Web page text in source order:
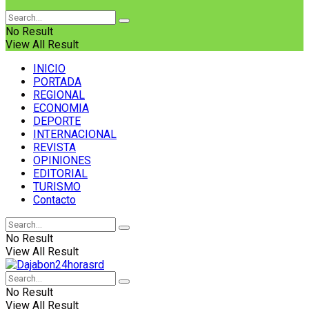
No Result
View All Result
INICIO
PORTADA
REGIONAL
ECONOMIA
DEPORTE
INTERNACIONAL
REVISTA
OPINIONES
EDITORIAL
TURISMO
Contacto
No Result
View All Result
No Result
View All Result